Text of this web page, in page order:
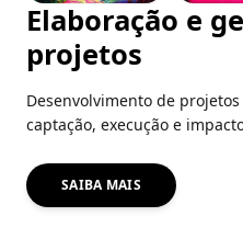
Elaboração e
projetos
Desenvolvimento de
captação, execução e
SAIBA MAIS